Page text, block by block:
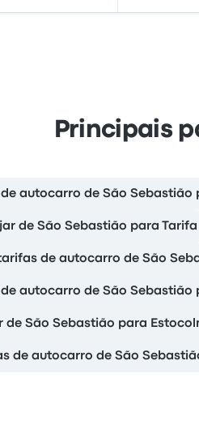
Principais
autocarro de São Sebastião
de São Sebastião para Tarifa
de autocarro de São
autocarro de São Sebastião
de São Sebastião para
de autocarro de São